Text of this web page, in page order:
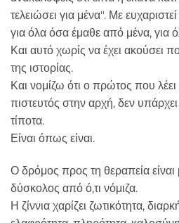
τελειώσει για μένα". Με
για όλα όσα έμαθε από μένα, για
Και αυτό χωρίς να έχει ακούσει
της ιστορίας.
Και νομίζω ότι ο πρώτος που λέει
πιστευτός στην αρχή, δεν
τίποτα.
Είναι όπως είναι.
Ο δρόμος προς τη θεραπεία είναι
δύσκολος από ό,τι νόμιζα.
Η ζίννια χαρίζει ζωτικότητα,